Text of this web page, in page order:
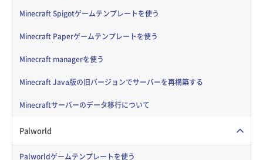
Minecraft Spigotゲームテンプレートを使う
Minecraft Paperゲームテンプレートを使う
Minecraft managerを使う
Minecraft Java版の旧バージョンでサーバーを再構築する
Minecraftサーバーのデータ移行について
Palworld
Palworldゲームテンプレートを使う